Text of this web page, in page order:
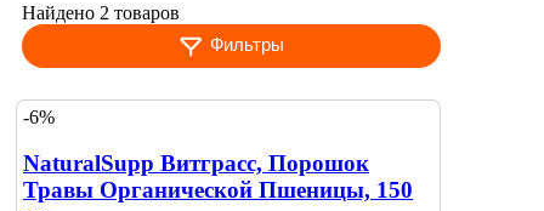
Найдено 2 товаров
Фильтры
-6%
NaturalSupp Витграсс, Порошок
Травы Органической Пшеницы, 150